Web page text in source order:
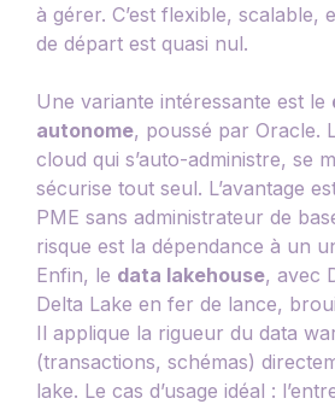
à gérer. C’est flexible, scalable,
de départ est quasi nul.
Une variante intéressante est le
autonome, poussé par Oracle.
cloud qui s’auto-administre, se
sécurise tout seul. L’avantage
PME sans administrateur de
risque est la dépendance à un
Enfin, le data lakehouse, avec
Delta Lake en fer de lance,
Il applique la rigueur du data
(transactions, schémas)
lake. Le cas d’usage idéal :